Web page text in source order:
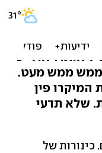
את עדיין
אותו? אולי כי
ממש ממש מעט.
המיקרו פין
שלא תדעי
של